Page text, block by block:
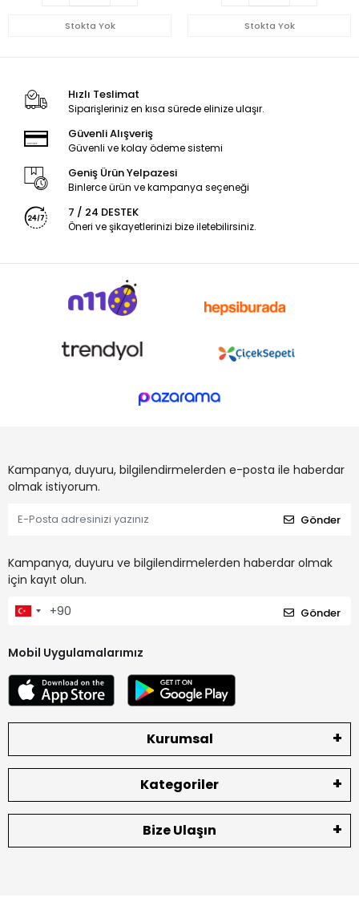
Stokta Yok Stokta Yok
Hızlı Teslimat
Siparişleriniz en kısa sürede elinize ulaşır.
Güvenli Alışveriş
Güvenli ve kolay ödeme sistemi
Geniş Ürün Yelpazesi
Binlerce ürün ve kampanya seçeneği
7 / 24 DESTEK
Öneri ve şikayetlerinizi bize iletebilirsiniz.
Kampanya, duyuru, bilgilendirmelerden e-posta ile haberdar
olmak istiyorum.
Gönder
Kampanya, duyuru ve bilgilendirmelerden haberdar olmak
için kayıt olun.
Gönder
Mobil Uygulamalarımız
Kurumsal
Kategoriler
Bize Ulaşın